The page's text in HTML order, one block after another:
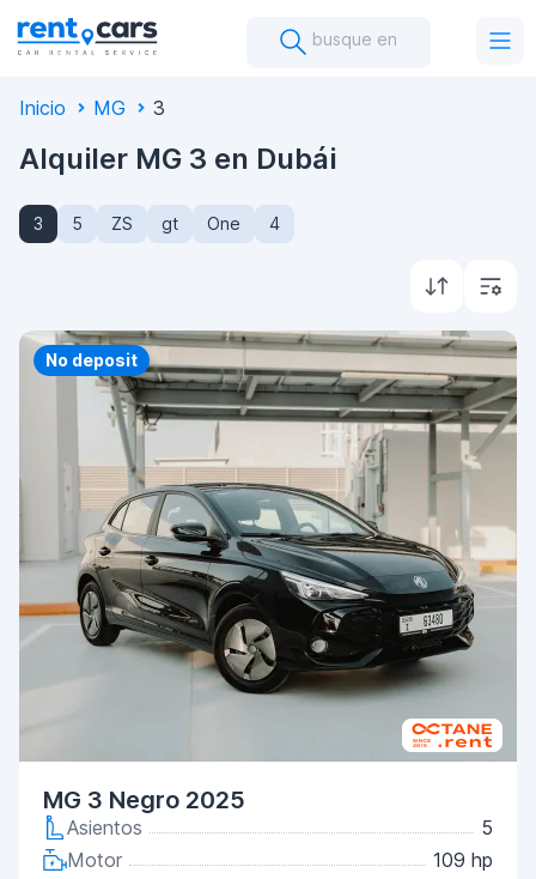
busque en
Inicio MG 3
Alquiler MG 3 en Dubái
3 5 ZS gt One 4
Priority
No deposit
MG 3 Negro 2025
Asientos
5
Motor
109 hp